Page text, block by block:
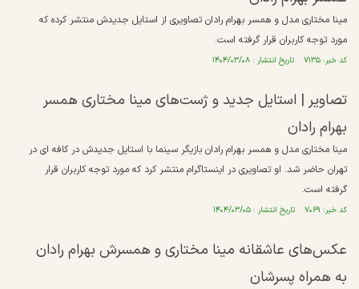
مینا مختاری مدل و همسر بهرام رادان تصاویری از استایل جدیدش منتشر کرده که
مورد توجه کاربران قرار گرفته است.
کد خبر: ۷۱۳۵ تاریخ انتشار : ۱۴۰۴/۰۳/۰۸
تصاویر | استایل جدید و ژست‌های مینا مختاری همسر
بهرام رادان
مینا مختاری مدل و همسر بهرام رادان بازیگر سینما با استایل جدیدش در کافه ای در
تهران حاضر شد. او تصاویری در اینستاگرام منتشر کرد که مورد توجه کاربران قرار
گرفته است.
کد خبر: ۷۰۶۹ تاریخ انتشار : ۱۴۰۴/۰۳/۰۵
عکس‌های عاشقانه مینا مختاری و همسرش بهرام رادان
به همراه پسرشان